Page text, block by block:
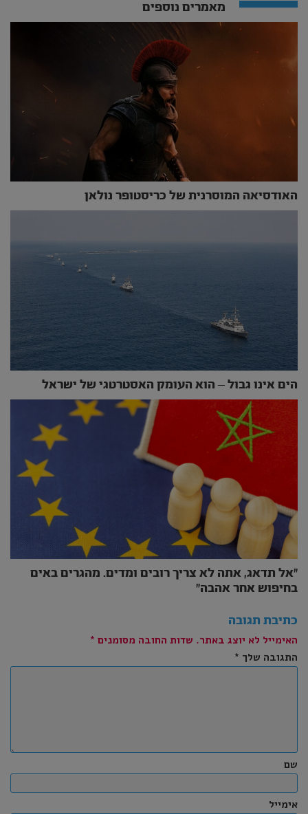
מאמרים נוספים
האודסיאה המוסרנית של כריסטופר נולאן
הים אינו גבול – הוא העומק האסטרטגי של ישראל
״אל תדאג, אתה לא צריך רובים ומדים. מהגרים באים
בחיפוש אחר אהבה״
כתיבת תגובה
האימייל לא יוצג באתר. שדות החובה מסומנים *
התגובה שלך *
שם
אימייל